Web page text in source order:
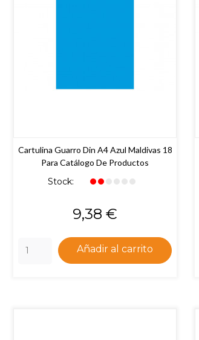
Cartulina Guarro Din A4 Azul Maldivas 18
Para Catálogo De Productos
Stock:
Precio
9,38 €
Añadir al carrito